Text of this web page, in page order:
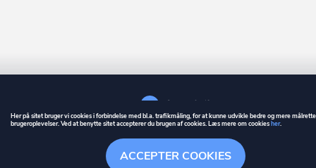
GUIDE BETINGELSER
er et registreret varemærke tilhørende ownr ApS – CVR nr.: 36 40 88
ACCEPTER COOKIES
Her på sitet bruger vi cookies i forbindelse med bl.a. trafikmåling, for at kunne udvikle bedre og mere
brugeroplevelser. Ved at benytte sitet accepterer du brugen af cookies. Læs mere om cookiesher.